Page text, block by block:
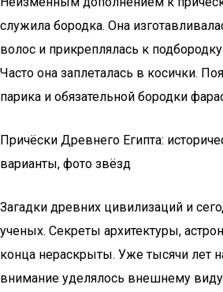
служила бородка. Она
волос и прикреплялась к
Часто она заплеталась в косички.
парика и обязательной бородки
Причёски Древнего Египта:
варианты, фото звёзд
Загадки древних цивилизаций и
ученых. Секреты архитектуры,
конца нераскрыты. Уже тысячи лет
внимание уделялось внешнему